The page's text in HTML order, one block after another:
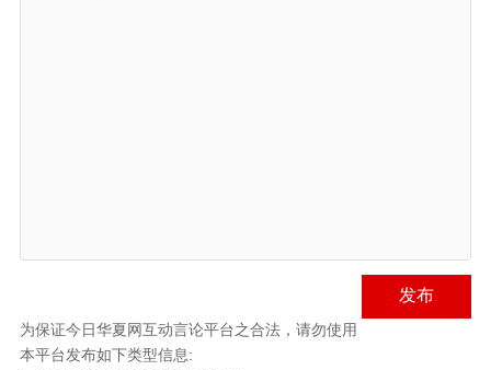
发布
为保证今日华夏网互动言论平台之合法，请勿使用
本平台发布如下类型信息: